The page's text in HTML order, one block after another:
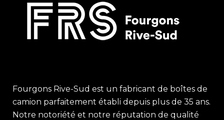
Fourgons Rive-Sud est un fabricant de boîtes de
camion parfaitement établi depuis plus de 35 ans.
Notre notoriété et notre réputation de qualité